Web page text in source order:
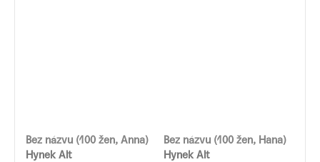
Bez názvu (100 žen, Anna)
Hynek Alt
Bez názvu (100 žen, Hana)
Hynek Alt